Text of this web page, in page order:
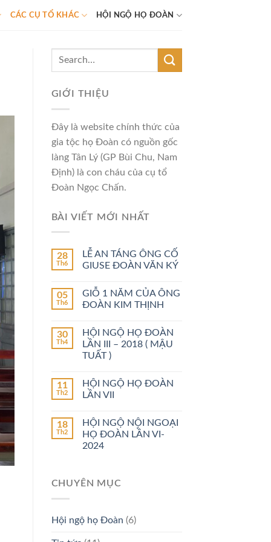
CÁC CỤ TỔ KHÁC HỘI NGỘ HỌ ĐOÀN
GIỚI THIỆU
Đây là website chính thức của
gia tộc họ Đoàn có nguồn gốc
làng Tân Lý (GP Bùi Chu, Nam
Định) là con cháu của cụ tổ
Đoàn Ngọc Chấn.
BÀI VIẾT MỚI NHẤT
28
Th6
LỄ AN TÁNG ÔNG CỐ
GIUSE ĐOÀN VĂN KÝ
05
Th6
GIỖ 1 NĂM CỦA ÔNG
ĐOÀN KIM THỊNH
30
Th4
HỘI NGỘ HỌ ĐOÀN
LẦN III – 2018 ( MẬU
TUẤT )
11
Th2
HỘI NGỘ HỌ ĐOÀN
LẦN VII
18
Th2
HỘI NGỘ NỘI NGOẠI
HỌ ĐOÀN LẦN VI-
2024
CHUYÊN MỤC
Hội ngộ họ Đoàn (6)